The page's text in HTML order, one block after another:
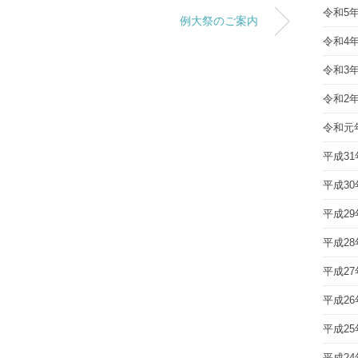
例大祭のご案内
令和5
令和4
令和3
令和2
令和元
平成31
平成30
平成29
平成28
平成27
平成26
平成25